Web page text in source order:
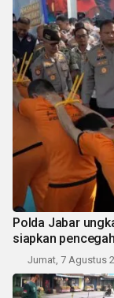
Polda Jabar
siapkan
Jumat, 7 Agustus